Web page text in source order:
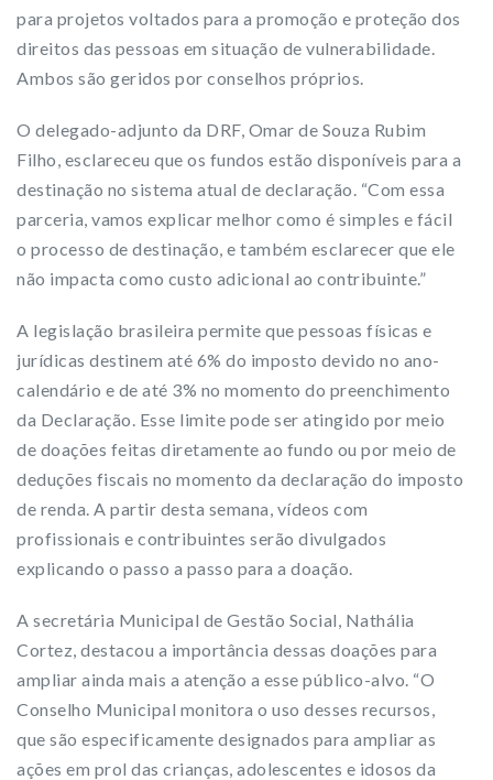
para projetos voltados para a promoção e proteção dos
direitos das pessoas em situação de vulnerabilidade.
Ambos são geridos por conselhos próprios.
O delegado-adjunto da DRF, Omar de Souza Rubim
Filho, esclareceu que os fundos estão disponíveis para a
destinação no sistema atual de declaração. “Com essa
parceria, vamos explicar melhor como é simples e fácil
o processo de destinação, e também esclarecer que ele
não impacta como custo adicional ao contribuinte.”
A legislação brasileira permite que pessoas físicas e
jurídicas destinem até 6% do imposto devido no ano-
calendário e de até 3% no momento do preenchimento
da Declaração. Esse limite pode ser atingido por meio
de doações feitas diretamente ao fundo ou por meio de
deduções fiscais no momento da declaração do imposto
de renda. A partir desta semana, vídeos com
profissionais e contribuintes serão divulgados
explicando o passo a passo para a doação.
A secretária Municipal de Gestão Social, Nathália
Cortez, destacou a importância dessas doações para
ampliar ainda mais a atenção a esse público-alvo. “O
Conselho Municipal monitora o uso desses recursos,
que são especificamente designados para ampliar as
ações em prol das crianças, adolescentes e idosos da